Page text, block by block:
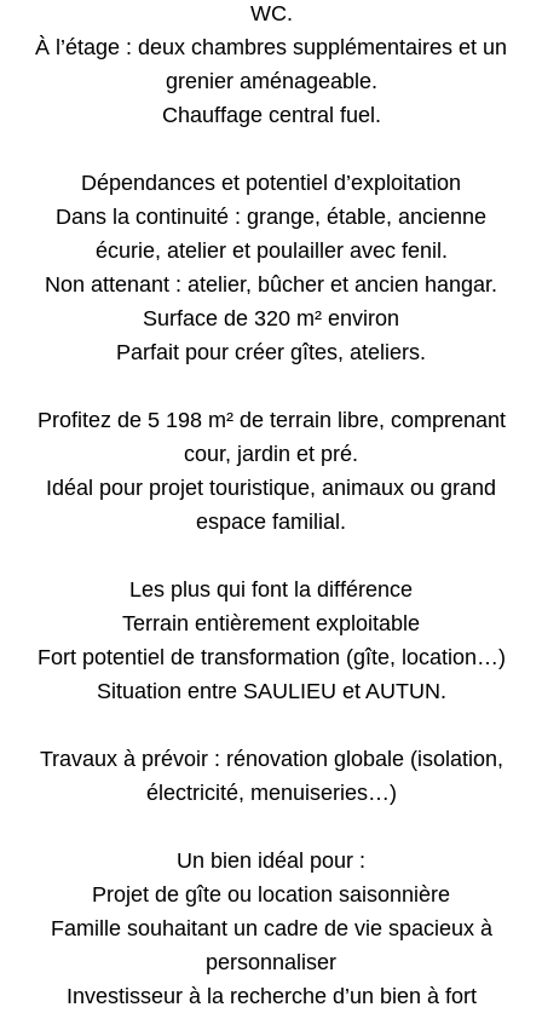
WC.
À l’étage : deux chambres supplémentaires et un
grenier aménageable.
Chauffage central fuel.
Dépendances et potentiel d’exploitation
Dans la continuité : grange, étable, ancienne
écurie, atelier et poulailler avec fenil.
Non attenant : atelier, bûcher et ancien hangar.
Surface de 320 m² environ
Parfait pour créer gîtes, ateliers.
Profitez de 5 198 m² de terrain libre, comprenant
cour, jardin et pré.
Idéal pour projet touristique, animaux ou grand
espace familial.
Les plus qui font la différence
Terrain entièrement exploitable
Fort potentiel de transformation (gîte, location…)
Situation entre SAULIEU et AUTUN.
Travaux à prévoir : rénovation globale (isolation,
électricité, menuiseries…)
Un bien idéal pour :
Projet de gîte ou location saisonnière
Famille souhaitant un cadre de vie spacieux à
personnaliser
Investisseur à la recherche d’un bien à fort